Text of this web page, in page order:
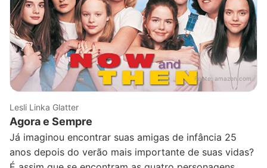
Fonte: amazon.com
Lesli Linka Glatter
Agora e Sempre
Já imaginou encontrar suas amigas de infância 25
anos depois do verão mais importante de suas vidas?